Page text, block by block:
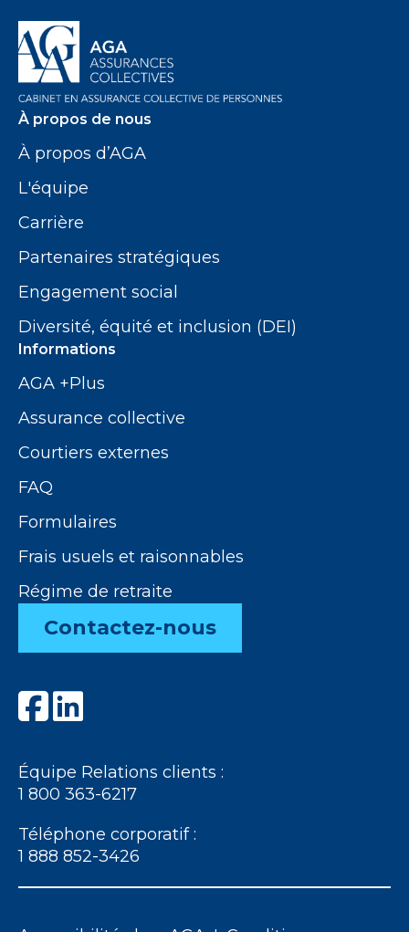
À propos de nous
À propos d’AGA
L'équipe
Carrière
Partenaires stratégiques
Engagement social
Diversité, équité et inclusion (DEI)
Informations
AGA +Plus
Assurance collective
Courtiers externes
FAQ
Formulaires
Frais usuels et raisonnables
Régime de retraite
Contactez-nous
Équipe Relations clients :
1 800 363-6217
Téléphone corporatif :
1 888 852-3426